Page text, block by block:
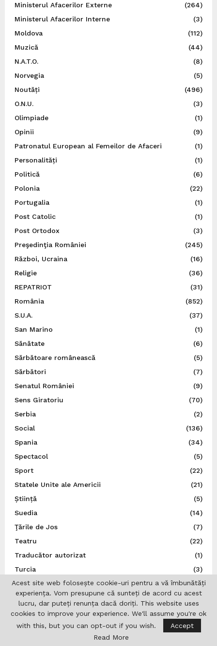
Ministerul Afacerilor Externe
(264)
Ministerul Afacerilor Interne
(3)
Moldova
(112)
Muzică
(44)
N.A.T.O.
(8)
Norvegia
(5)
Noutăți
(496)
O.N.U.
(3)
Olimpiade
(1)
Opinii
(9)
Patronatul European al Femeilor de Afaceri
(1)
Personalități
(1)
Politică
(6)
Polonia
(22)
Portugalia
(1)
Post Catolic
(1)
Post Ortodox
(3)
Preşedinţia României
(245)
Război, Ucraina
(16)
Religie
(36)
REPATRIOT
(31)
România
(852)
S.U.A.
(37)
San Marino
(1)
Sănătate
(6)
Sărbătoare românească
(5)
Sărbători
(7)
Senatul României
(9)
Sens Giratoriu
(70)
Serbia
(2)
Social
(136)
Spania
(34)
Spectacol
(5)
Sport
(22)
Statele Unite ale Americii
(21)
Știință
(5)
Suedia
(14)
Ţările de Jos
(7)
Teatru
(22)
Traducător autorizat
(1)
Turcia
(3)
Ucraina
(9)
Uncategorized
(167)
UNESCO
(3)
Ungaria
(10)
Acest site web folosește cookie-uri pentru a vă îmbunătăți
experiența. Vom presupune că sunteți de acord cu acest
lucru, dar puteți renunța dacă doriți. This website uses
cookies to improve your experience. We'll assume you're ok
with this, but you can opt-out if you wish.
Accept
Read More